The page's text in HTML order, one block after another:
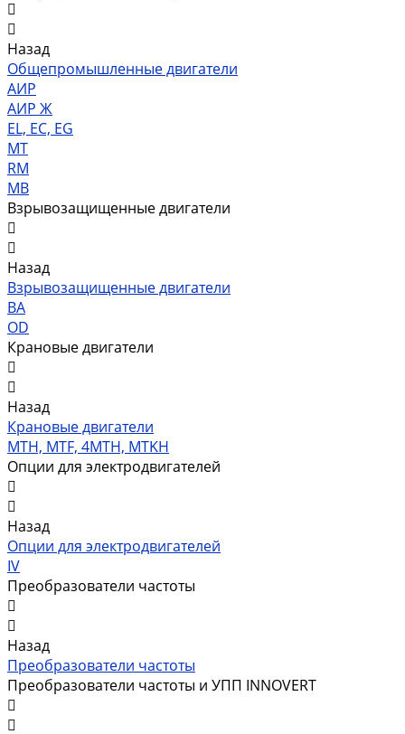
Назад
Общепромышленные двигатели
АИР
АИР Ж
EL, EC, EG
MT
RM
MB
Взрывозащищенные двигатели
Назад
Взрывозащищенные двигатели
ВА
OD
Крановые двигатели
Назад
Крановые двигатели
MTH, MTF, 4MTH, MTKH
Опции для электродвигателей
Назад
Опции для электродвигателей
IV
Преобразователи частоты
Назад
Преобразователи частоты
Преобразователи частоты и УПП INNOVERT